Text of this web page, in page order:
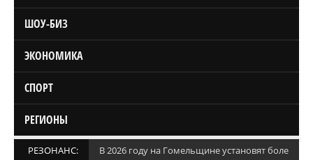
ШОУ-БИЗ
ЭКОНОМИКА
СПОРТ
РЕГИОНЫ
РЕЗОНАНС: В 2026 году на Гомельщине установят более